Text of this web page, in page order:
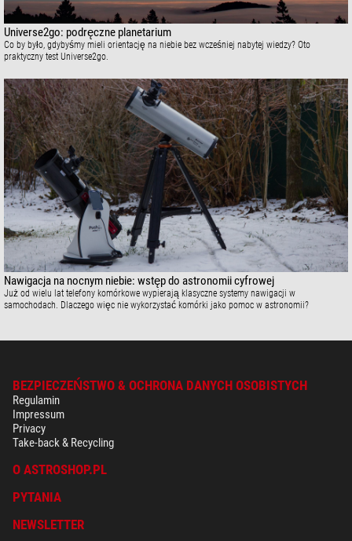
Universe2go: podręczne planetarium
Co by było, gdybyśmy mieli orientację na niebie bez wcześniej nabytej wiedzy? Oto
praktyczny test Universe2go.
Nawigacja na nocnym niebie: wstęp do astronomii cyfrowej
Już od wielu lat telefony komórkowe wypierają klasyczne systemy nawigacji w
samochodach. Dlaczego więc nie wykorzystać komórki jako pomoc w astronomii?
BEZPIECZEŃSTWO & OCHRONA DANYCH OSOBISTYCH
Regulamin
Impressum
Privacy
Take-back & Recycling
O ASTROSHOP.PL
PYTANIA
NEWSLETTER